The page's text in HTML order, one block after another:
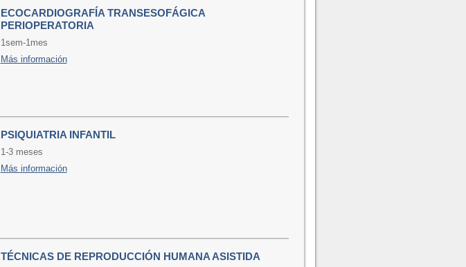
ECOCARDIOGRAFÍA TRANSESOFÁGICA
PERIOPERATORIA
1sem-1mes
Más información
PSIQUIATRIA INFANTIL
1-3 meses
Más información
TÉCNICAS DE REPRODUCCIÓN HUMANA ASISTIDA